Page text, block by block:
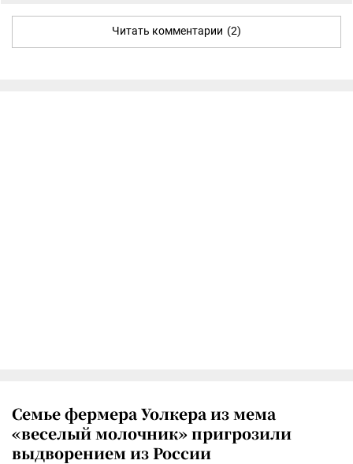
Читать комментарии (2)
Семье фермера Уолкера из мема
«веселый молочник» пригрозили
выдворением из России